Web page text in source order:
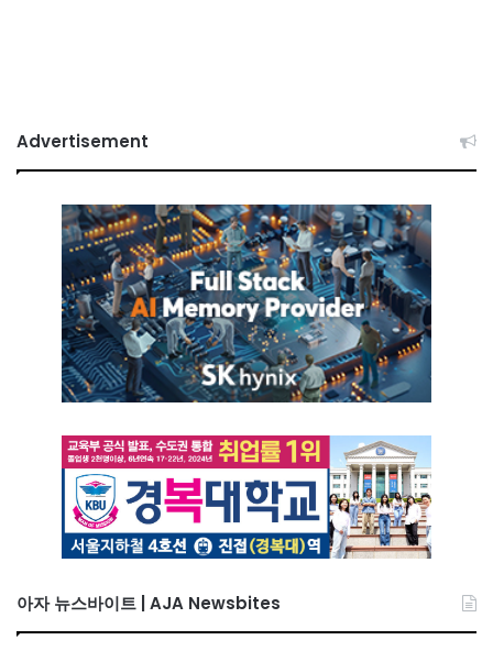
Advertisement
아자 뉴스바이트 | AJA Newsbites